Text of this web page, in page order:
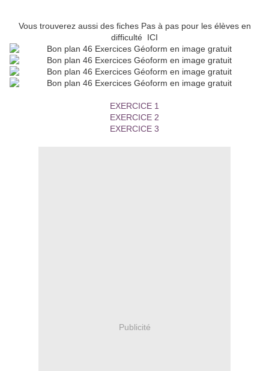
Vous trouverez aussi des fiches Pas à pas pour les élèves en
difficulté ICI
EXERCICE 1
EXERCICE 2
EXERCICE 3
Publicité